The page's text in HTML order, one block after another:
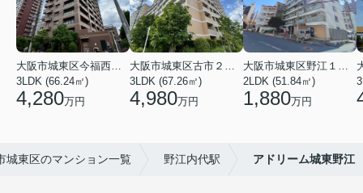
大阪市城東区今福西６丁目
3LDK (66.24㎡)
4,280万円
大阪市城東区古市２丁目
3LDK (67.26㎡)
4,980万円
大阪市城東区野江１丁目
2LDK (51.84㎡)
1,880万円
城東区のマンション一覧 野江内代駅 アドリーム城東野江